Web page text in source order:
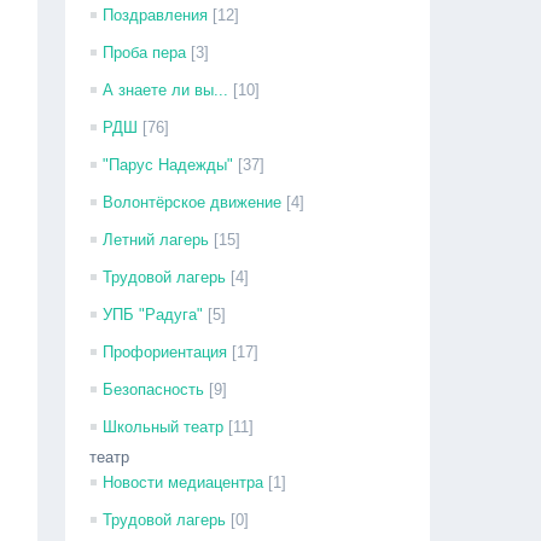
Поздравления [12]
Проба пера [3]
А знаете ли вы... [10]
РДШ [76]
"Парус Надежды" [37]
Волонтёрское движение [4]
Летний лагерь [15]
Трудовой лагерь [4]
УПБ "Радуга" [5]
Профориентация [17]
Безопасность [9]
Школьный театр [11]
театр
Новости медиацентра [1]
Трудовой лагерь [0]